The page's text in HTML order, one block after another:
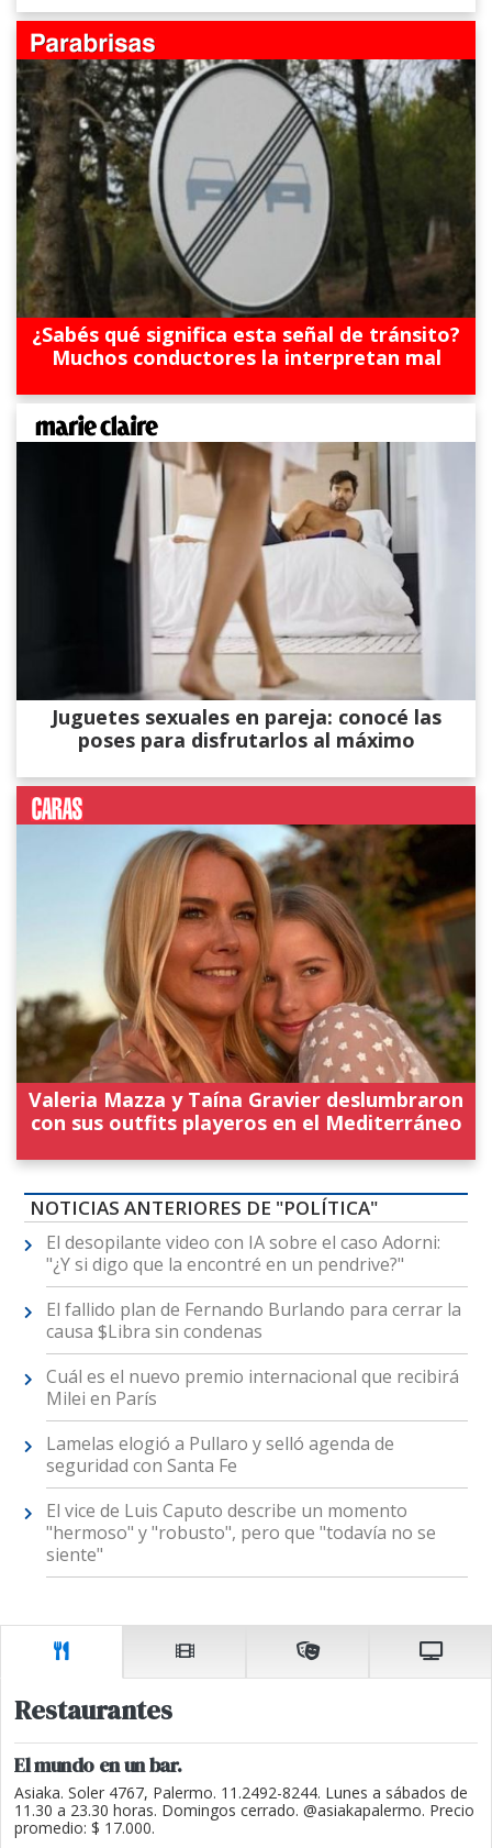
¿Sabés qué significa esta señal de tránsito?
Muchos conductores la interpretan mal
Juguetes sexuales en pareja: conocé las
poses para disfrutarlos al máximo
Valeria Mazza y Taína Gravier deslumbraron
con sus outfits playeros en el Mediterráneo
NOTICIAS ANTERIORES DE "POLÍTICA"
El desopilante video con IA sobre el caso Adorni:
"¿Y si digo que la encontré en un pendrive?"
El fallido plan de Fernando Burlando para cerrar la
causa $Libra sin condenas
Cuál es el nuevo premio internacional que recibirá
Milei en París
Lamelas elogió a Pullaro y selló agenda de
seguridad con Santa Fe
El vice de Luis Caputo describe un momento
"hermoso" y "robusto", pero que "todavía no se
siente"
Restaurantes
El mundo en un bar.
Asiaka. Soler 4767, Palermo. 11.2492-8244. Lunes a sábados de
11.30 a 23.30 horas. Domingos cerrado. @asiakapalermo. Precio
promedio: $ 17.000.